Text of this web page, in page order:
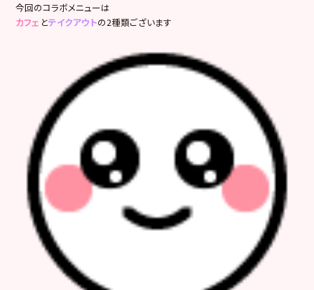
今回のコラボメニューは
カフェ とテイクアウトの2種類ございます